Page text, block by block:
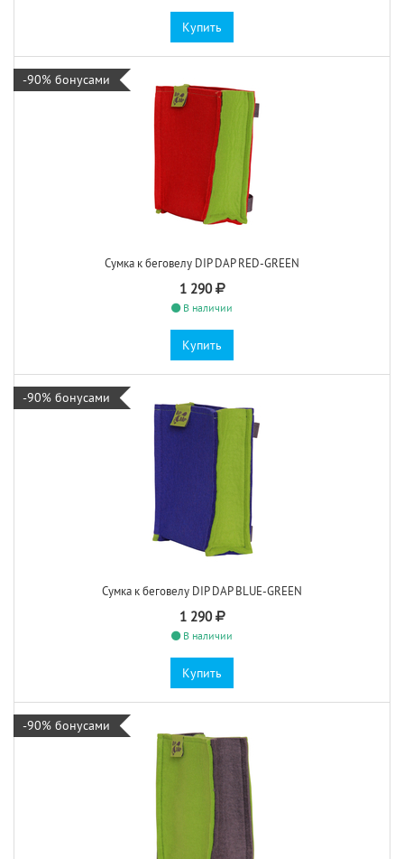
Купить
-90% бонусами
Сумка к беговелу DIP DAP RED-GREEN
1 290
В наличии
Купить
-90% бонусами
Сумка к беговелу DIP DAP BLUE-GREEN
1 290
В наличии
Купить
-90% бонусами